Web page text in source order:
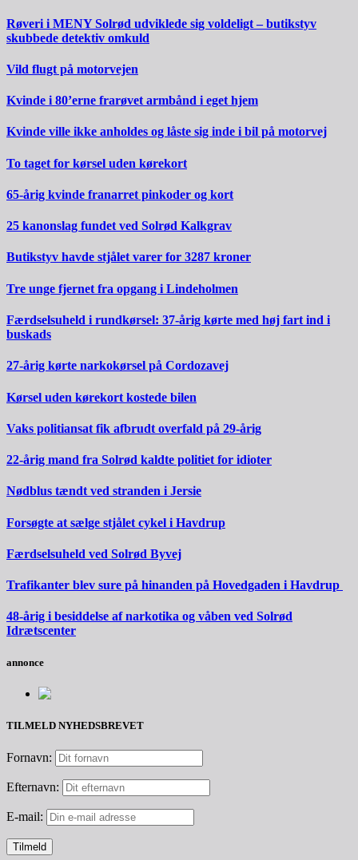
Røveri i MENY Solrød udviklede sig voldeligt – butikstyv
skubbede detektiv omkuld
Vild flugt på motorvejen
Kvinde i 80’erne frarøvet armbånd i eget hjem
Kvinde ville ikke anholdes og låste sig inde i bil på motorvej
To taget for kørsel uden kørekort
65-årig kvinde franarret pinkoder og kort
25 kanonslag fundet ved Solrød Kalkgrav
Butikstyv havde stjålet varer for 3287 kroner
Tre unge fjernet fra opgang i Lindeholmen
Færdselsuheld i rundkørsel: 37-årig kørte med høj fart ind i
buskads
27-årig kørte narkokørsel på Cordozavej
Kørsel uden kørekort kostede bilen
Vaks politiansat fik afbrudt overfald på 29-årig
22-årig mand fra Solrød kaldte politiet for idioter
Nødblus tændt ved stranden i Jersie
Forsøgte at sælge stjålet cykel i Havdrup
Færdselsuheld ved Solrød Byvej
Trafikanter blev sure på hinanden på Hovedgaden i Havdrup
48-årig i besiddelse af narkotika og våben ved Solrød
Idrætscenter
annonce
TILMELD NYHEDSBREVET
Fornavn:
Efternavn:
E-mail: